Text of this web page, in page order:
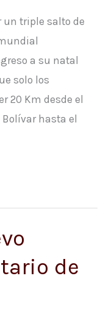
un triple salto de
a su natal
solo los
20 Km desde el
hasta el
de